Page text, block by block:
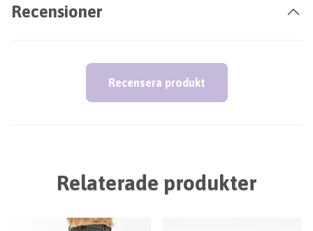
Recensioner
Recensera produkt
Relaterade produkter